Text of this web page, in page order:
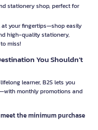
stationery shop, perfect for
at your fingertips—shop easily
high-quality stationery,
miss!
You Shouldn’t
learner, B2S lets you
monthly promotions and
the minimum purchase